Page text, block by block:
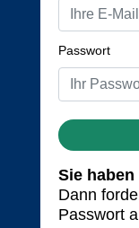
Passwort
Sie
Dann
Passwort